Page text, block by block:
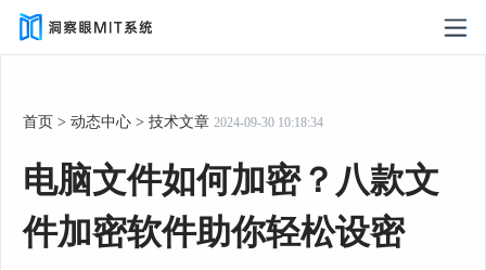
首页 > 动态中心 > 技术文章 2024-09-30 10:18:34
电脑文件如何加密？八款文
件加密软件助你轻松设密